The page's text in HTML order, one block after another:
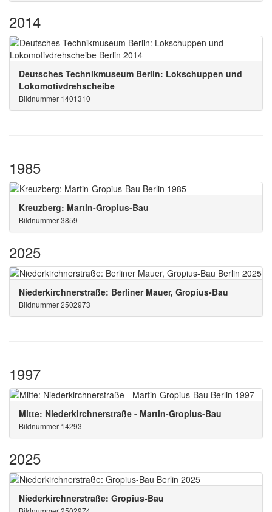
2014
Deutsches Technikmuseum Berlin: Lokschuppen und
Lokomotivdrehscheibe
Bildnummer 1401310
1985
Kreuzberg: Martin-Gropius-Bau
Bildnummer 3859
2025
Niederkirchnerstraße: Berliner Mauer, Gropius-Bau
Bildnummer 2502973
1997
Mitte: Niederkirchnerstraße - Martin-Gropius-Bau
Bildnummer 14293
2025
Niederkirchnerstraße: Gropius-Bau